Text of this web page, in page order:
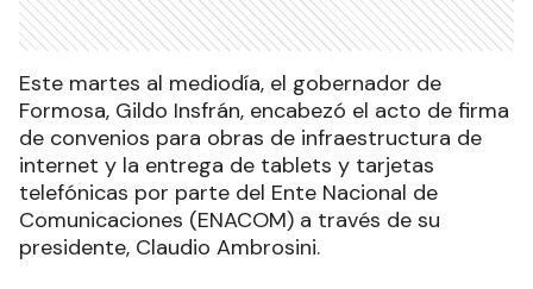
Este martes al mediodía, el gobernador de
Formosa, Gildo Insfrán, encabezó el acto de firma
de convenios para obras de infraestructura de
internet y la entrega de tablets y tarjetas
telefónicas por parte del Ente Nacional de
Comunicaciones (ENACOM) a través de su
presidente, Claudio Ambrosini.